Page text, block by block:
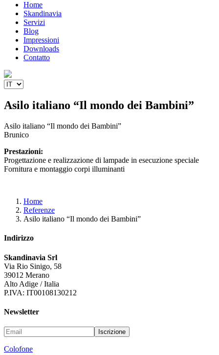
Home
Skandinavia
Servizi
Blog
Impressioni
Downloads
Contatto
Scegli
lingua
Asilo italiano “Il mondo dei Bambini”
Asilo italiano “Il mondo dei Bambini”
Brunico
Prestazioni:
Progettazione e realizzazione di lampade in esecuzione speciale
Fornitura e montaggio corpi illuminanti
Home
Referenze
Asilo italiano “Il mondo dei Bambini”
Indirizzo
Skandinavia Srl
Via Rio Sinigo, 58
39012 Merano
Alto Adige / Italia
P.IVA: IT00108130212
Newsletter
Colofone